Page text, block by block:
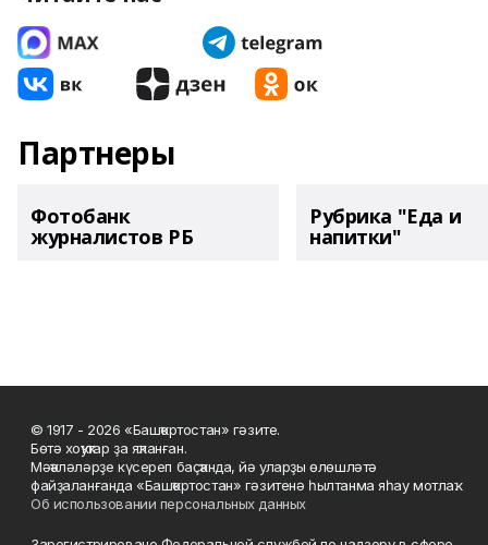
Партнеры
Фотобанк
журналистов РБ
Рубрика "Еда и
напитки"
© 1917 - 2026 «Башҡортостан» гәзите.
Бөтә хоҡуҡтар ҙа яҡланған.
Мәҡәләләрҙе күсереп баҫҡанда, йә уларҙы өлөшләтә
файҙаланғанда «Башҡортостан» гәзитенә һылтанма яһау мотлаҡ.
Об использовании персональных данных